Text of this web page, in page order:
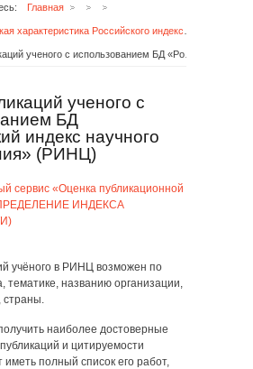
Главная
ученого с
БД
индекс научного
(РИНЦ)
сервис «Оценка публикационной
ИНДЕКСА
учёного в РИНЦ возможен по
тематике, названию организации,
страны.
наиболее достоверные
и цитируемости
иметь полный список его работ,